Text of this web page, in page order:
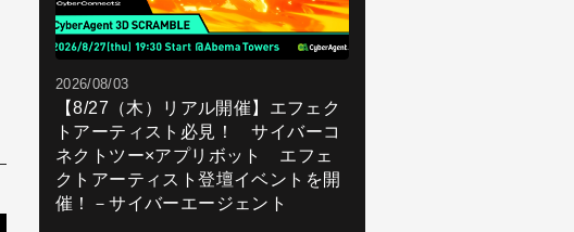
2026/08/03
【8/27（木）リアル開催】エフェク
トアーティスト必見！ サイバーコ
ネクトツー×アプリボット エフェ
クトアーティスト登壇イベントを開
催！－サイバーエージェント